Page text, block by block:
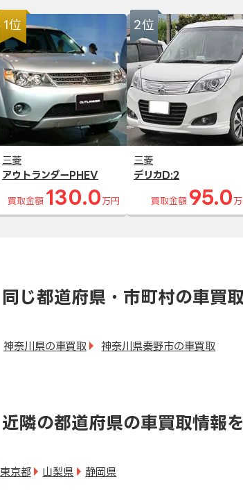
1位
三菱
アウトランダーPHEV
買取金額 130.0 万円
2位
三菱
デリカD:2
買取金額 95.0
同じ都道府県・市町村の車買
神奈川県の車買取 神奈川県秦野市の車買取
近隣の都道府県の車買取情報
東京都 山梨県 静岡県